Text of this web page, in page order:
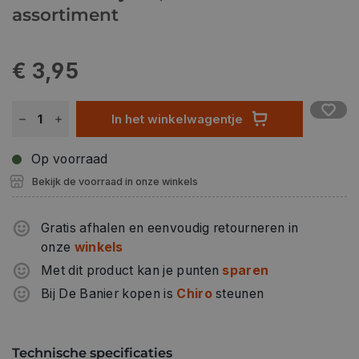
assortiment
€ 3,95
In het winkelwagentje
Op voorraad
Bekijk de voorraad in onze winkels
Gratis afhalen en eenvoudig retourneren in
onze winkels
Met dit product kan je punten sparen
Bij De Banier kopen is Chirosteunen
Technische specificaties